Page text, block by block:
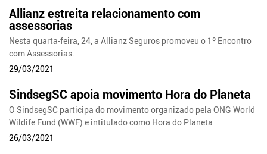
Allianz estreita relacionamento com
assessorias
Nesta quarta-feira, 24, a Allianz Seguros promoveu o 1º Encontro
com Assessorias.
29/03/2021
SindsegSC apoia movimento Hora do Planeta
O SindsegSC participa do movimento organizado pela ONG World
Wildife Fund (WWF) e intitulado como Hora do Planeta
26/03/2021